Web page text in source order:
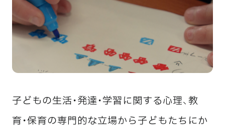
子どもの生活・発達・学習に関する心理、教
育・保育の専門的な立場から子どもたちにか